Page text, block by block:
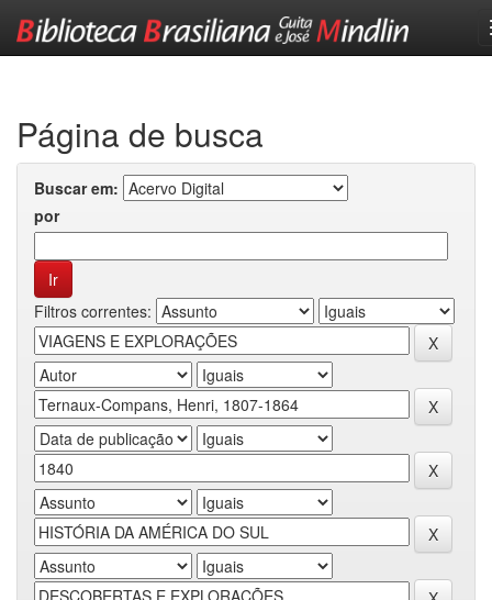
Página de busca
Buscar em:
por
Filtros correntes: